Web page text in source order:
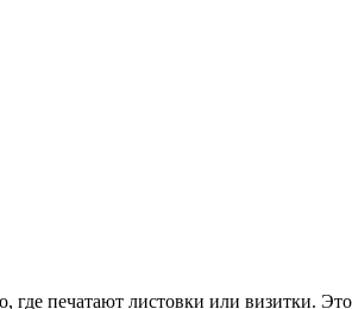
печатают листовки или визитки.